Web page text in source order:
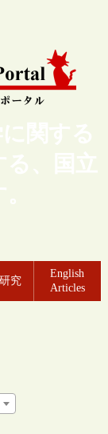
関する
、国立
究
English
Articles